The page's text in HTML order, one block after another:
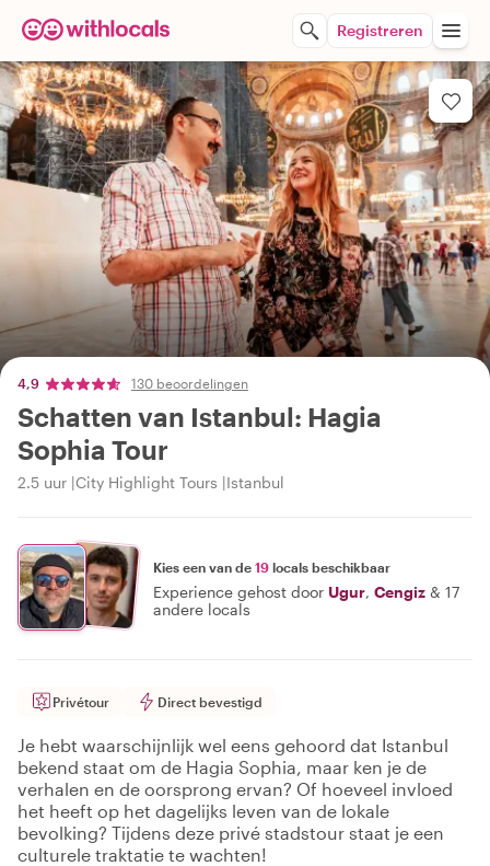
Registreren
4,9 130 beoordelingen
Schatten van Istanbul: Hagia
Sophia Tour
2.5 uur City Highlight Tours Istanbul
Kies een van de 19 locals beschikbaar
Experience gehost door Ugur, Cengiz & 17
andere locals
Privétour Direct bevestigd
Je hebt waarschijnlijk wel eens gehoord dat Istanbul
bekend staat om de Hagia Sophia, maar ken je de
verhalen en de oorsprong ervan? Of hoeveel invloed
het heeft op het dagelijks leven van de lokale
bevolking? Tijdens deze privé stadstour staat je een
culturele traktatie te wachten!